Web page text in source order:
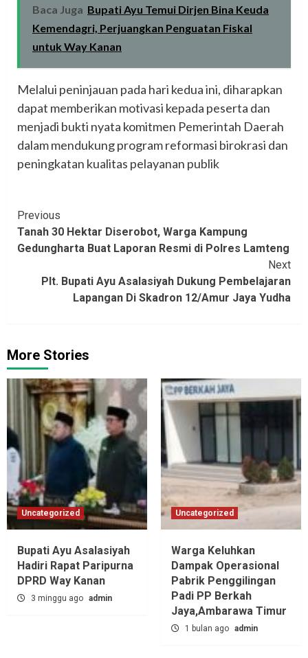
Baca Juga Bupati Ayu Temui Dirjen Bina Keuda
Kemendagri, Perjuangkan Penguatan Fiskal
untuk Way Kanan
Melalui peninjauan pada hari kedua ini, diharapkan
dapat memberikan motivasi kepada peserta dan
menjadi bukti nyata komitmen Pemerintah Daerah
dalam mendukung program reformasi birokrasi dan
peningkatan kualitas pelayanan publik
Continue
Reading
Previous
Tanah 30 Hektar Diserobot, Warga Kampung
Gedungharta Buat Laporan Resmi di Polres Lamteng
Next
Plt. Bupati Ayu Asalasiyah Dukung Pembelajaran
Lapangan Di Skadron 12/Amur Jaya Yudha
More Stories
Uncategorized
Bupati Ayu Asalasiyah
Hadiri Rapat Paripurna
DPRD Way Kanan
3 minggu ago admin
Uncategorized
Warga Keluhkan
Dampak Operasional
Pabrik Penggilingan
Padi PP Berkah
Jaya,‎Ambarawa Timur
1 bulan ago admin